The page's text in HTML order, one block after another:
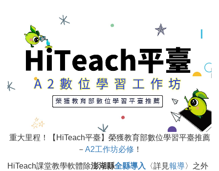
重大里程！【HiTeach平臺】榮獲教育部數位學習平臺推薦
－ A2工作坊必修 ！
HiTeach課堂教學軟體除澎湖縣全縣導入 〈詳見報導〉之外